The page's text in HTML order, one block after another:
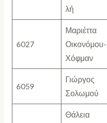
λή
6027
Μαριέττα
Οικονόμου-
Χόφμαν
6059
Γιώργος
Σολωμού
Θάλεια